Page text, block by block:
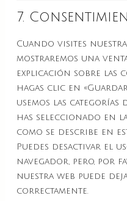
7.
Cuando visites
mostraremos una
explicación sobre las
hagas clic en
usemos las categorías
has seleccionado en
como se describe en
Puedes desactivar el
navegador, pero, por
nuestra web puede
correctamente.